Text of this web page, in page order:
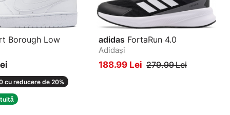
posibilitatea de a obține o imagine mai clară despre produs în
momentul primirii acestuia. În cazul în care nu îți place, îl poți
refuza imediat curierului.
Dacă ai plătit comanda:
În termen de 30 de zile ai dreptul să returnezi sau să schimbi
ceea ce ai comandat, dar numai dacă se află în starea în care l-
doar probat în condiții casnice, iar ambalajul original și etichetele
nu trebuie să fie îndepărtate.
Dacă aceste condiții sunt îndeplinite, imediat ce îl primim înapoi
Borough Low
cu reducere de 20%
adidas FortaRun 4.0
Adidași
188.99 Lei 279.99 Lei